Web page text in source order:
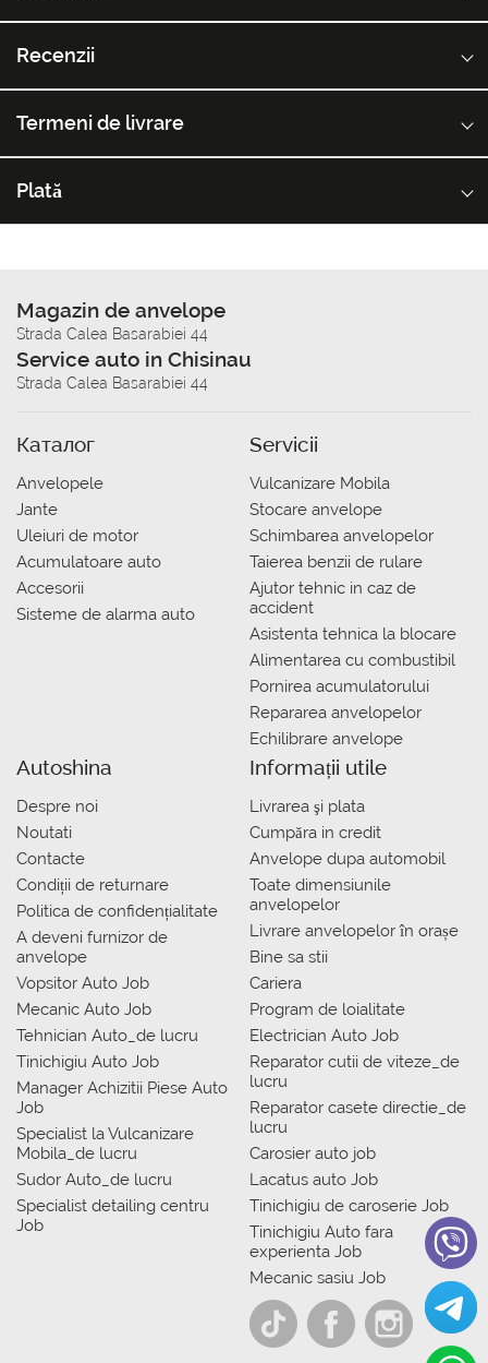
Recenzii
Termeni de livrare
Plată
Magazin de anvelope
Strada Calea Basarabiei 44
Service auto in Chisinau
Strada Calea Basarabiei 44
Каталог
Anvelopele
Jante
Uleiuri de motor
Acumulatoare auto
Accesorii
Sisteme de alarma auto
Servicii
Vulcanizare Mobila
Stocare anvelope
Schimbarea anvelopelor
Taierea benzii de rulare
Ajutor tehnic in caz de
accident
Asistenta tehnica la blocare
Alimentarea cu combustibil
Pornirea acumulatorului
Repararea anvelopelor
Echilibrare anvelope
Autoshina
Despre noi
Noutati
Contacte
Condiții de returnare
Politica de confidențialitate
A deveni furnizor de
anvelope
Vopsitor Auto Job
Mecanic Auto Job
Tehnician Auto_de lucru
Tinichigiu Auto Job
Manager Achizitii Piese Auto
Job
Specialist la Vulcanizare
Mobila_de lucru
Sudor Auto_de lucru
Specialist detailing centru
Job
Informații utile
Livrarea şi plata
Сumpăra in credit
Anvelope dupa automobil
Toate dimensiunile
anvelopelor
Livrare anvelopelor în orașe
Bine sa stii
Cariera
Program de loialitate
Electrician Auto Job
Reparator cutii de viteze_de
lucru
Reparator casete directie_de
lucru
Carosier auto job
Lacatus auto Job
Tinichigiu de caroserie Job
Tinichigiu Auto fara
experienta Job
Mecanic sasiu Job